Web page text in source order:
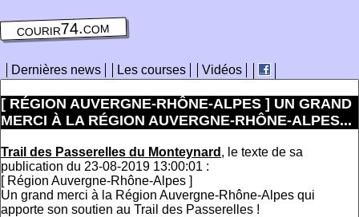
courir74.com
Dernières news Les courses Vidéos
[ RÉGION AUVERGNE-RHÔNE-ALPES ] UN GRAND
MERCI À LA RÉGION AUVERGNE-RHÔNE-ALPES...
Trail des Passerelles du Monteynard , le texte de sa
publication du 23-08-2019 13:00:01 :
[ Région Auvergne-Rhône-Alpes ]
Un grand merci à la Région Auvergne-Rhône-Alpes qui
apporte son soutien au Trail des Passerelles !